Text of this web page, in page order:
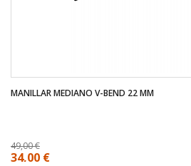
MANILLAR MEDIANO V-BEND 22 MM
49,00 €
34,00 €